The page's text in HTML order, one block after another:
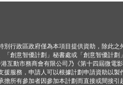
別行政區政府僅為本項目提供資助，除此
「創意智優計劃」秘書處或「創意智優計劃
互動市務商會有限公司乃《第十四屆微電
援服務，申請人可以根據計劃申請資助以
擔所有參加者因參加本計劃而直接或間接引